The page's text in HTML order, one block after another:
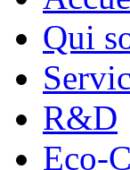
Qui
R&D
Eco-